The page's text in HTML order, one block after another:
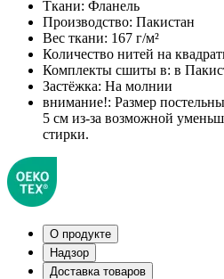
Ткани: Фланель
Производство: Пакистан
Вес ткани: 167 г/м²
Количество нитей на
Комплекты сшиты в: в
Застёжка: На молнии
внимание!: Размер
5 см из-за возможной
стирки.
О продукте
Надзор
Доставка товаров